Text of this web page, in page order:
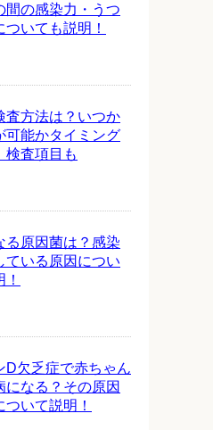
間の感染力・うつ
ついても説明！
査方法は？いつか
可能かタイミング
検査項目も
る原因菌は？感染
ている原因につい
D欠乏症で赤ちゃん
になる？その原因
ついて説明！